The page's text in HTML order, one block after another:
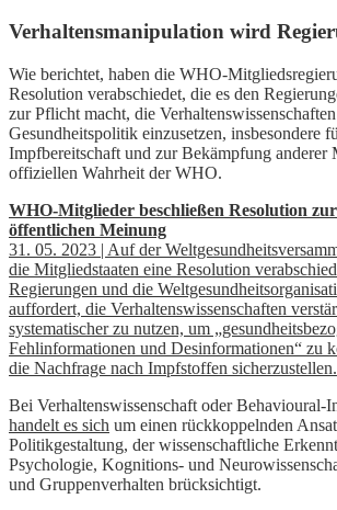
Verhaltensmanipulation wird
Wie berichtet, haben die WHO-
Resolution verabschiedet, die es den
zur Pflicht macht, die
Gesundheitspolitik einzusetzen, insbesondere
Impfbereitschaft und zur Bekämpfung anderer
offiziellen Wahrheit der WHO.
WHO-Mitglieder beschließen Resolution
öffentlichen Meinung
31. 05. 2023 | Auf der
die Mitgliedstaaten eine Resolution
Regierungen und die
auffordert, die Verhaltenswissenschaften
systematischer zu nutzen, um
Fehlinformationen und Desinformationen“ zu
die Nachfrage nach Impfstoffen sicherzustellen.
Bei Verhaltenswissenschaft oder Behavioural-
handelt es sich um einen rückkoppelnden
Politikgestaltung, der wissenschaftliche
Psychologie, Kognitions- und
und Gruppenverhalten brücksichtigt.